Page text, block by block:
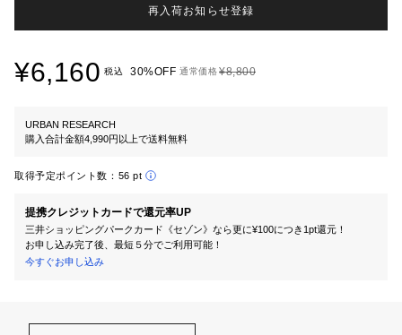
再入荷お知らせ登録
¥6,160 税込 30%OFF 通常価格¥8,800
URBAN RESEARCH
購入合計金額4,990円以上で送料無料
取得予定ポイント数： 56 pt
提携クレジットカードで還元率UP
三井ショッピングパークカード《セゾン》なら更に¥100につき1pt還元！
お申し込み完了後、最短５分でご利用可能！
今すぐお申し込み